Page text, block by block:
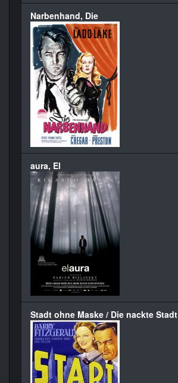
Narbenhand, Die
aura, El
Stadt ohne Maske / Die nackte Stadt